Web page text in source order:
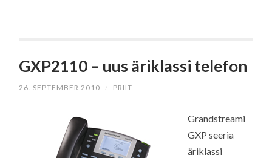
GXP2110 – uus äriklassi telefon
26. SEPTEMBER 2010 / PRIIT
Grandstreami
GXP seeria
äriklassi